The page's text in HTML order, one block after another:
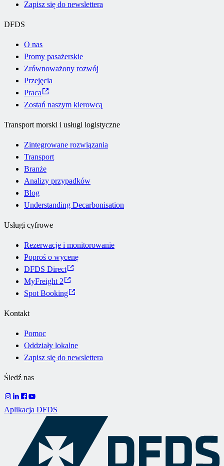
Zapisz się do newslettera
DFDS
O nas
Promy pasażerskie
Zrównoważony rozwój
Przejęcia
Praca
Zostań naszym kierowcą
Transport morski i usługi logistyczne
Zintegrowane rozwiązania
Transport
Branże
Analizy przypadków
Blog
Understanding Decarbonisation
Usługi cyfrowe
Rezerwacje i monitorowanie
Poproś o wycenę
DFDS Direct
MyFreight 2
Spot Booking
Kontakt
Pomoc
Oddziały lokalne
Zapisz się do newslettera
Śledź nas
Aplikacja DFDS